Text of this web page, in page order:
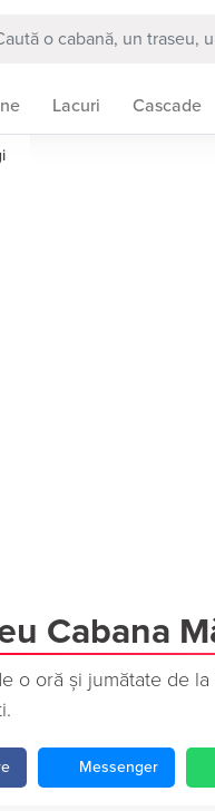
Lacuri Cascade
Cabana
o oră și jumătate de
Messenger